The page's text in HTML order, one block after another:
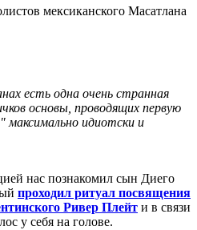
есть одна очень странная
основы, проводящих первую
максимально идиотски и
нас познакомил сын Диего
проходил ритуал посвящения
Ривер Плейт и в связи
у себя на голове.